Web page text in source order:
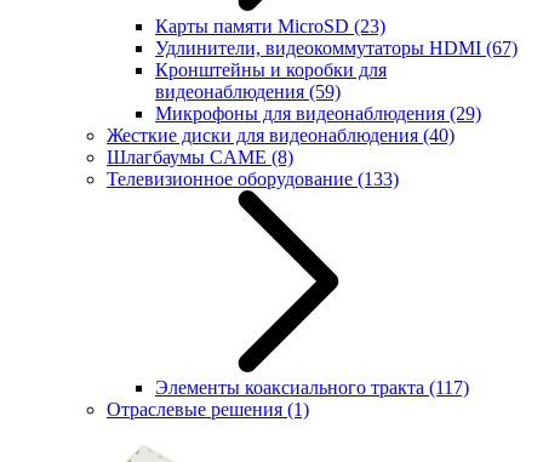
Карты памяти MicroSD (23)
Удлинители, видеокоммутаторы HDMI (67)
Кронштейны и коробки для
видеонаблюдения (59)
Микрофоны для видеонаблюдения (29)
Жесткие диски для видеонаблюдения (40)
Шлагбаумы CAME (8)
Телевизионное оборудование (133)
Элементы коаксиального тракта (117)
Отраслевые решения (1)